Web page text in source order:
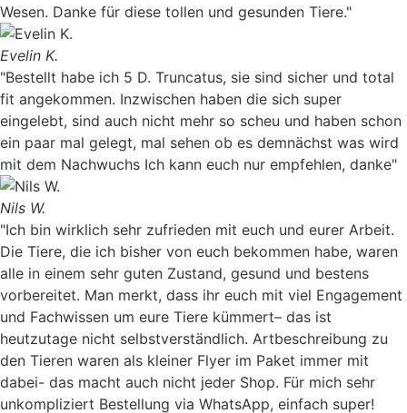
Wesen. Danke für diese tollen und gesunden Tiere."
Evelin K.
"Bestellt habe ich 5 D. Truncatus, sie sind sicher und total
fit angekommen. Inzwischen haben die sich super
eingelebt, sind auch nicht mehr so scheu und haben schon
ein paar mal gelegt, mal sehen ob es demnächst was wird
mit dem Nachwuchs Ich kann euch nur empfehlen, danke"
Nils W.
"Ich bin wirklich sehr zufrieden mit euch und eurer Arbeit.
Die Tiere, die ich bisher von euch bekommen habe, waren
alle in einem sehr guten Zustand, gesund und bestens
vorbereitet. Man merkt, dass ihr euch mit viel Engagement
und Fachwissen um eure Tiere kümmert– das ist
heutzutage nicht selbstverständlich. Artbeschreibung zu
den Tieren waren als kleiner Flyer im Paket immer mit
dabei- das macht auch nicht jeder Shop. Für mich sehr
unkompliziert Bestellung via WhatsApp, einfach super!